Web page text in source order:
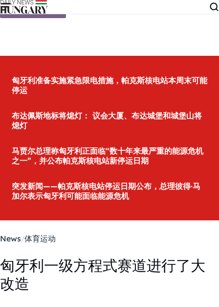
Skip to content
匈牙利准备实施紧急限电措施，帕克斯核电站本周末可能
停运
布达佩斯地标将熄灯： 议会大厦、布达城堡和城堡山将
熄灯
马贾尔总理称匈牙利正面临“数十年来最严重的能源危机
之一”，并公布帕克斯核电站新停运日期
突发新闻——帕克斯核电站停运日期公布，总理彼得·马
加尔表示匈牙利可能面临能源危机
News 体育运动
匈牙利一级方程式赛道进行了大
改造